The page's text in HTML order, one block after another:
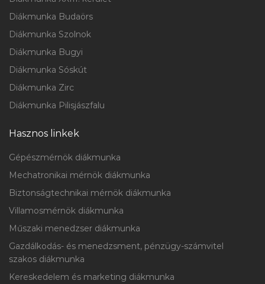
Diákmunka Budaörs
Diákmunka Szolnok
Diákmunka Bugyi
Diákmunka Sóskút
Diákmunka Zirc
Diákmunka Pilisjászfalu
Hasznos linkek
Gépészmérnök diákmunka
Mechatronikai mérnök diákmunka
Biztonságtechnikai mérnök diákmunka
Villamosmérnök diákmunka
Műszaki menedzser diákmunka
Gazdálkodás- és menedzsment, pénzügy-számvitel
szakos diákmunka
Kereskedelem és marketing diákmunka